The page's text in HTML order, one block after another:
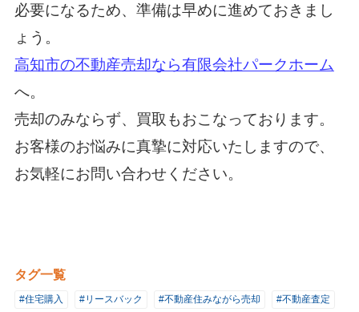
必要になるため、準備は早めに進めておきまし
ょう。
高知市の不動産売却なら有限会社パークホーム
へ。
売却のみならず、買取もおこなっております。
お客様のお悩みに真摯に対応いたしますので、
お気軽にお問い合わせください。
タグ一覧
#住宅購入 #リースバック #不動産住みながら売却 #不動産査定